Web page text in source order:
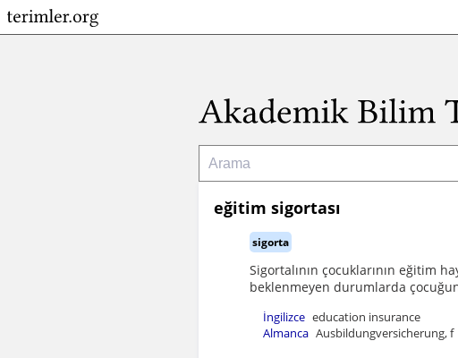
eğitim sigortası
sigorta
Sigortalının çocuklarının eğitim
beklenmeyen durumlarda
İngilizce education insurance
Almanca Ausbildungversicherung, f